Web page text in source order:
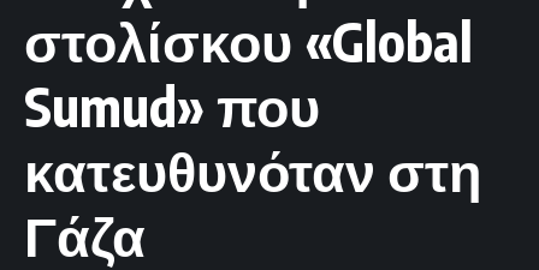
στολίσκου «Global
Sumud» που
κατευθυνόταν στη
Γάζα